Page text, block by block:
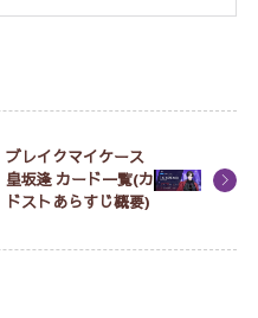
ブレイクマイケース
皇坂逢 カード一覧(カ
ドストあらすじ概要)